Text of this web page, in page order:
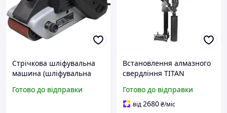
Стрічкова шліфувальна
машина (шліфувальна
1200 : 1200 Вт, 5.4кг
Готово до відправки
Встановлення алмазного
свердління TITAN
Готово до відправки
від2680₴/міс